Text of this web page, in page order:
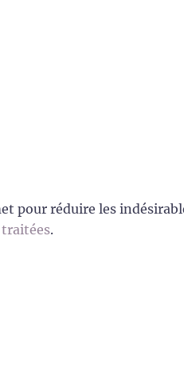
pour réduire les
.